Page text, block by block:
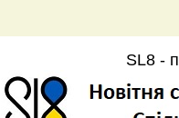
SL8 -